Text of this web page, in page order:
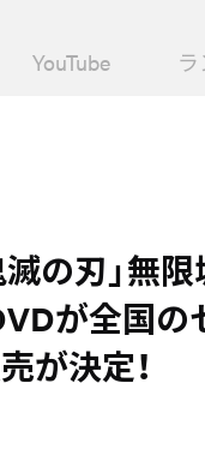
YouTube
滅の刃」無
が全国の
が決定！